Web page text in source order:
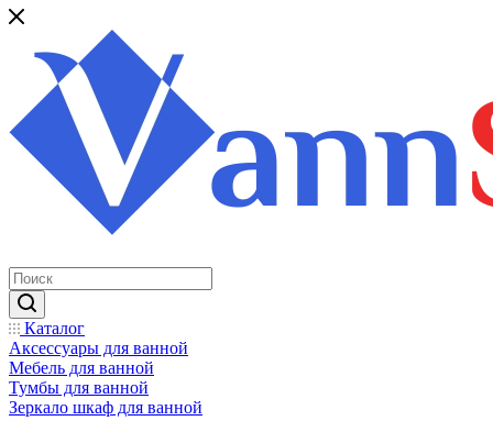
Каталог
Аксессуары для ванной
Мебель для ванной
Тумбы для ванной
Зеркало шкаф для ванной